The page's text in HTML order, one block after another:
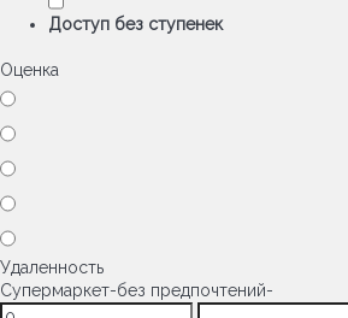
Доступ без ступенек
Оценка
Удаленность
Супермаркет-без предпочтений-